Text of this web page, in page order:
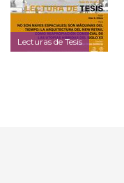
Lecturas de Tesis